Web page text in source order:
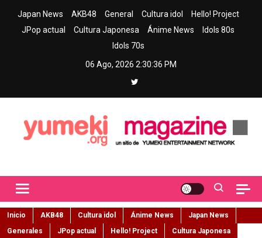
Japan News AKB48 General Cultura idol
Hello! Project
JPop actual
Cultura Japonesa Ánime News
Idols 80s
Idols 70s
06 Ago, 2026 2:30:37 PM
Inicio AKB48 Cultura idol Ánime News
Japan News
Generales
JPop actual Hello! Project
Cultura Japonesa